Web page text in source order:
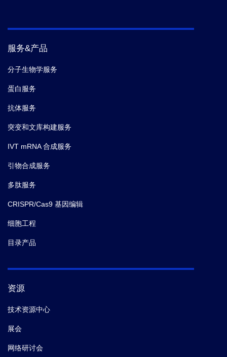
服务&产品
分子生物学服务
蛋白服务
抗体服务
突变和文库构建服务
IVT mRNA 合成服务
引物合成服务
多肽服务
CRISPR/Cas9 基因编辑
细胞工程
目录产品
资源
技术资源中心
展会
网络研讨会